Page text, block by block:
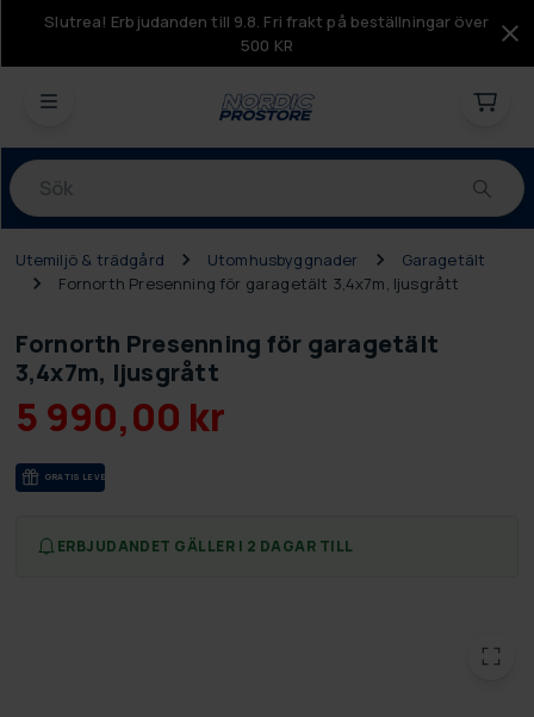
Slutrea! Erbjudanden till 9.8. Fri frakt på beställningar över
500 KR
Produkter
Utemiljö & trädgård Utomhusbyggnader
Garagetält
Fornorth Presenning för garagetält 3,4x7m, ljusgrått
Fornorth Presenning för garagetält
3,4x7m, ljusgrått
5 990,00 kr
GRA­TIS LE­VE­RANS
ERBJUDANDET GÄLLER I 2 DAGAR TILL